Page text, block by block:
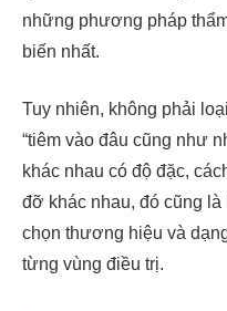
những phương pháp
biến nhất.
Tuy nhiên, không phải
“tiêm vào đâu cũng như
khác nhau có độ đặc,
đỡ khác nhau, đó cũng
chọn thương hiệu và
từng vùng điều trị.